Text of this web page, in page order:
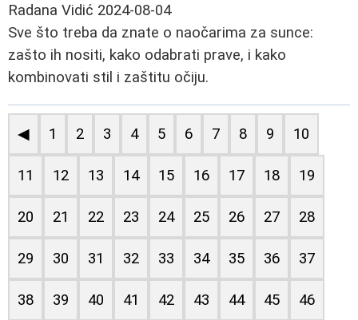
Radana Vidić 2024-08-04
Sve što treba da znate o naočarima za sunce:
zašto ih nositi, kako odabrati prave, i kako
kombinovati stil i zaštitu očiju.
◀ 1 2 3 4 5 6 7 8 9 10
11 12 13 14 15 16 17 18 19
20 21 22 23 24 25 26 27 28
29 30 31 32 33 34 35 36 37
38 39 40 41 42 43 44 45 46